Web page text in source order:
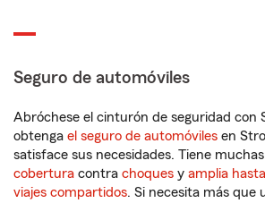
Seguro de automóviles
Abróchese el cinturón de seguridad con
obtenga el seguro de automóviles en
satisface sus necesidades. Tiene
cobertura contra choques y amplia
viajes compartidos. Si necesita más que